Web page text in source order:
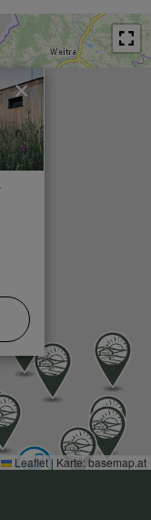
×
Leaflet| Karte:basemap.at